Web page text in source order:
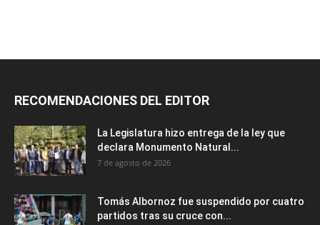
RECOMENDACIONES DEL EDITOR
La Legislatura hizo entrega de la ley que
declara Monumento Natural...
7 de agosto de 2026
Tomás Albornoz fue suspendido por cuatro
partidos tras su cruce con...